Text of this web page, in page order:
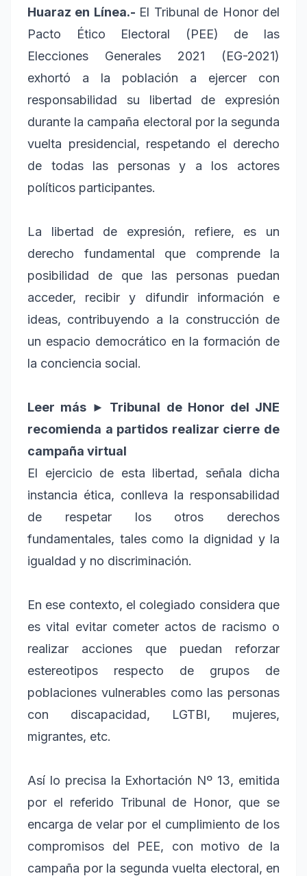
Huaraz en Línea.- El Tribunal de Honor del
Pacto Ético Electoral (PEE) de las
Elecciones Generales 2021 (EG-2021)
exhortó a la población a ejercer con
responsabilidad su libertad de expresión
durante la campaña electoral por la segunda
vuelta presidencial, respetando el derecho
de todas las personas y a los actores
políticos participantes.
La libertad de expresión, refiere, es un
derecho fundamental que comprende la
posibilidad de que las personas puedan
acceder, recibir y difundir información e
ideas, contribuyendo a la construcción de
un espacio democrático en la formación de
la conciencia social.
Leer más ► Tribunal de Honor del JNE
recomienda a partidos realizar cierre de
campaña virtual
El ejercicio de esta libertad, señala dicha
instancia ética, conlleva la responsabilidad
de respetar los otros derechos
fundamentales, tales como la dignidad y la
igualdad y no discriminación.
En ese contexto, el colegiado considera que
es vital evitar cometer actos de racismo o
realizar acciones que puedan reforzar
estereotipos respecto de grupos de
poblaciones vulnerables como las personas
con discapacidad, LGTBI, mujeres,
migrantes, etc.
Así lo precisa la Exhortación Nº 13, emitida
por el referido Tribunal de Honor, que se
encarga de velar por el cumplimiento de los
compromisos del PEE, con motivo de la
campaña por la segunda vuelta electoral, en